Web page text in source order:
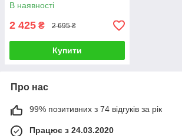
В наявності
2 425 ₴ 2 695 ₴
Купити
Про нас
99% позитивних з 74 відгуків за рік
Працює з 24.03.2020